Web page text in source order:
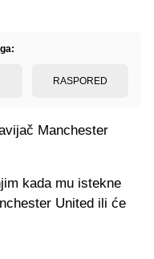
RASPORED
Manchester
kada mu istekne
United ili će